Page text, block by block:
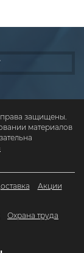
защищены.
материалов
Акции
Охрана труда